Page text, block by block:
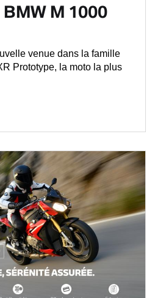
M 1000
venue dans la famille
Prototype, la moto la plus